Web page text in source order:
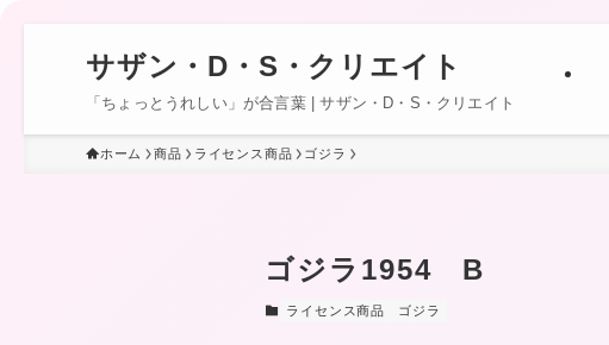
サザン・D・S・クリエイト
「ちょっとうれしい」が合言葉 | サザン・D・S・クリエイト
ホーム 商品 ライセンス商品 ゴジラ
ゴジラ1954 B
ライセンス商品 ゴジラ